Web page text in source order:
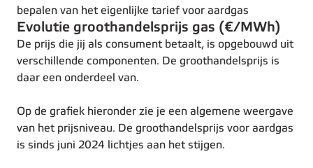
bepalen van het eigenlijke tarief voor aardgas
Evolutie groothandelsprijs gas (€/MWh)
De prijs die jij als consument betaalt, is opgebouwd uit
verschillende componenten. De groothandelsprijs is
daar een onderdeel van.
Op de grafiek hieronder zie je een algemene weergave
van het prijsniveau. De groothandelsprijs voor aardgas
is sinds juni 2024 lichtjes aan het stijgen.